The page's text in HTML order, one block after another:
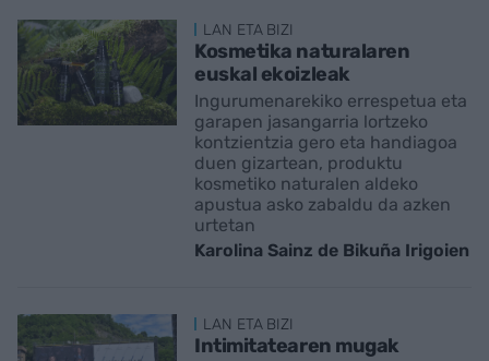
LAN ETA BIZI
Kosmetika naturalaren
euskal ekoizleak
Ingurumenarekiko errespetua eta
garapen jasangarria lortzeko
kontzientzia gero eta handiagoa
duen gizartean, produktu
kosmetiko naturalen aldeko
apustua asko zabaldu da azken
urtetan
Karolina Sainz de Bikuña Irigoien
LAN ETA BIZI
Intimitatearen mugak